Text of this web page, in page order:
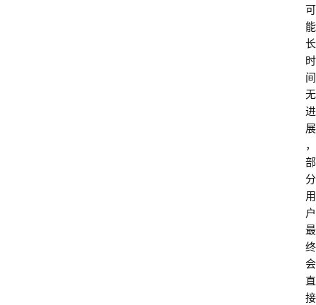
可
能
长
时
间
无
进
展
，
部
分
用
户
最
终
会
直
接